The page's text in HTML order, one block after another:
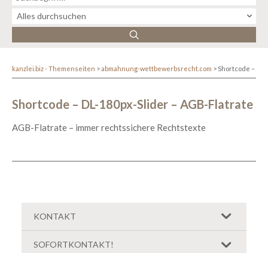
kanzlei.biz - Themenseiten abmahnung-wettbewerbsrecht.com Shortcode –
Shortcode – DL-180px-Slider – AGB-Flatrate
AGB-Flatrate – immer rechtssichere Rechtstexte
KONTAKT
SOFORTKONTAKT!